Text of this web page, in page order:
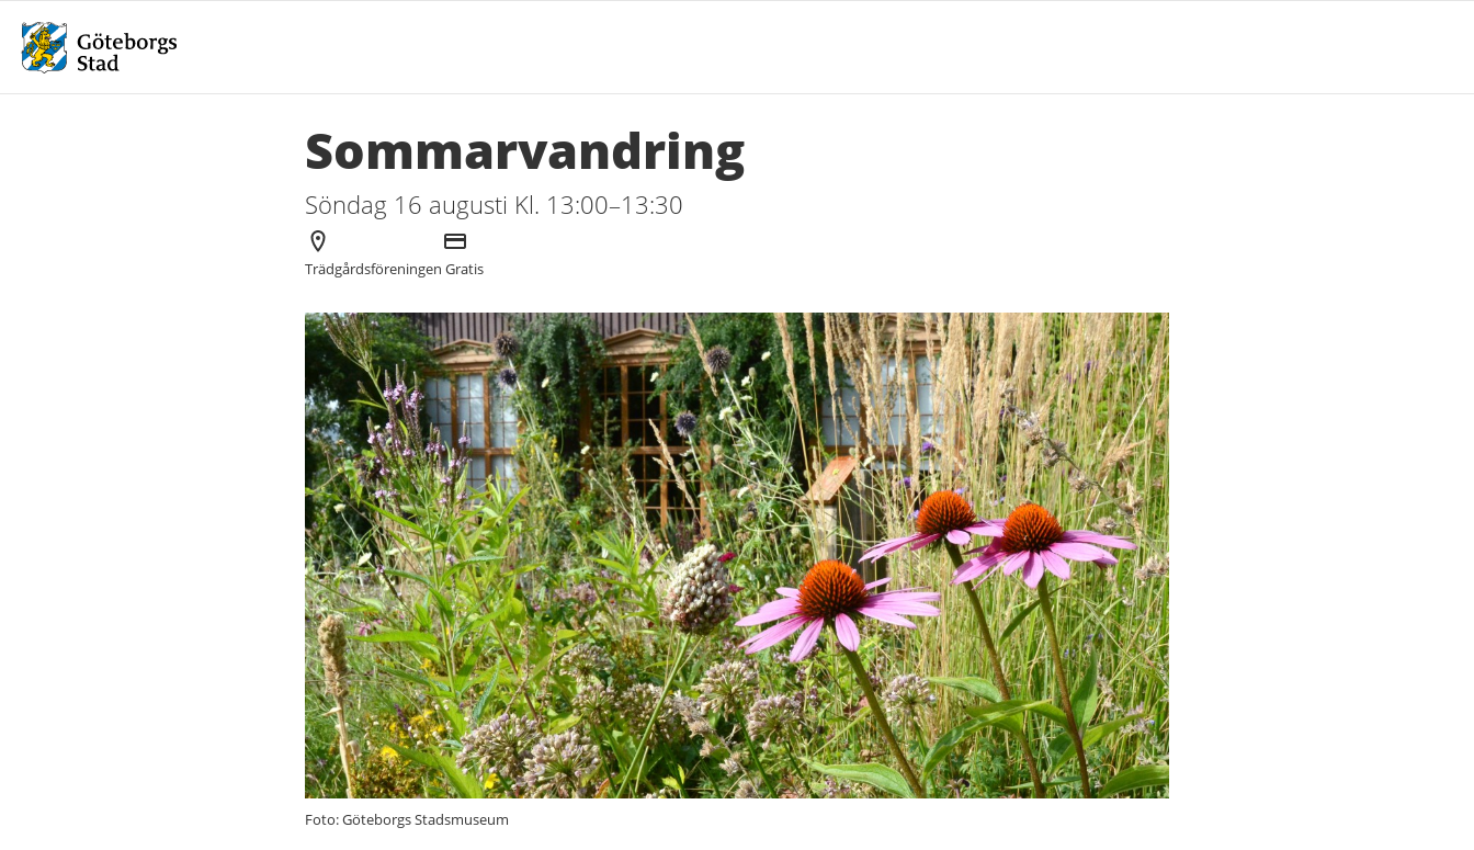
Sommarvandring
Söndag 16 augusti Kl. 13:00–13:30
Arrangör
Trädgårdsföreningen
Kostnad
Gratis
Foto: Göteborgs Stadsmuseum